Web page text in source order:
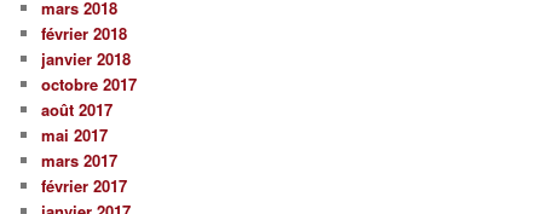
mars 2018
février 2018
janvier 2018
octobre 2017
août 2017
mai 2017
mars 2017
février 2017